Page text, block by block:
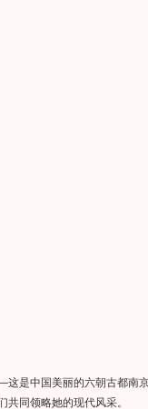
中国美丽的六朝古都南
同领略她的现代风采。